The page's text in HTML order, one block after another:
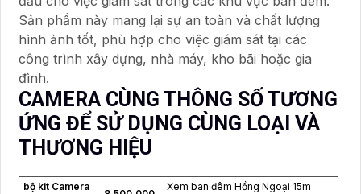
Sản phẩm này mang lại sự an toàn và chất lượng
hình ảnh tốt, phù hợp cho việc giám sát tại các
công trình xây dựng, nhà máy, kho bãi hoặc gia
đình.
CAMERA CÙNG THÔNG SỐ TƯƠNG
ỨNG ĐỂ SỬ DỤNG CÙNG LOẠI VÀ
THƯƠNG HIỆU
bộ kit Camera
Xem ban đêm Hồng Ngoại 15m